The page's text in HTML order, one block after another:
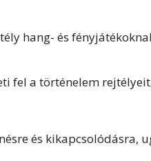
hang- és
fel a történelem
és kikapcsolódásra,